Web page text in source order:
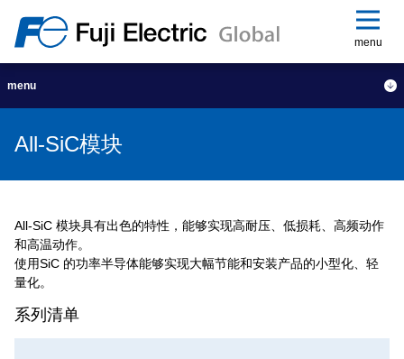
menu
menu
All-SiC模块
All-SiC 模块具有出色的特性，能够实现高耐压、低损耗、高频动作
和高温动作。
使用SiC 的功率半导体能够实现大幅节能和安装产品的小型化、轻
量化。
系列清单